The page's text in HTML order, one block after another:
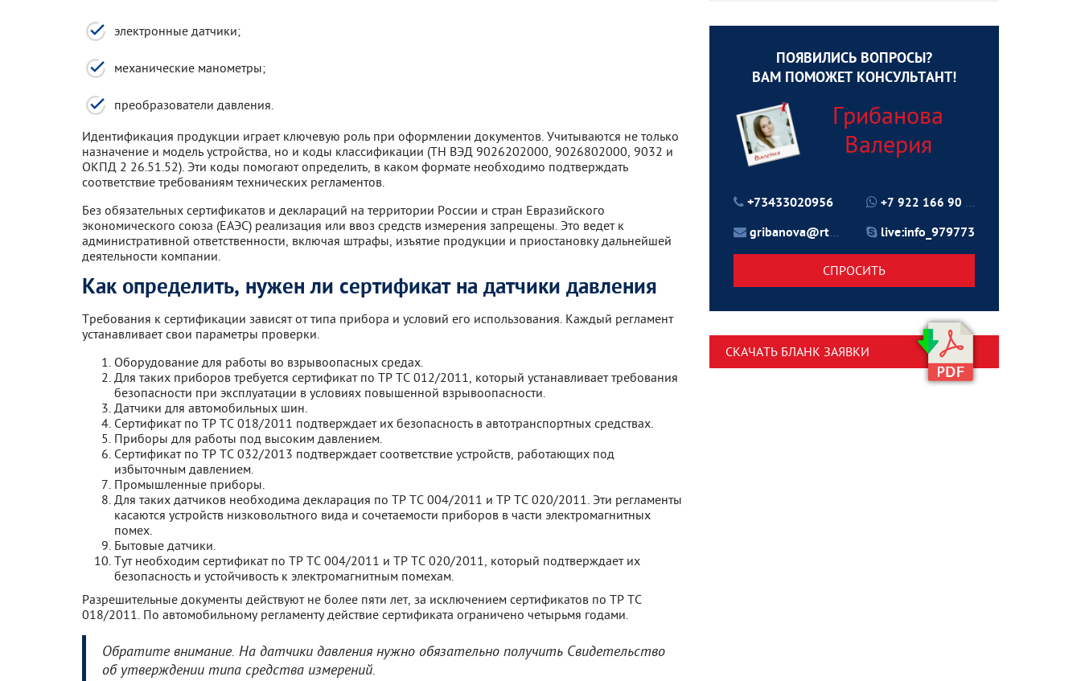
электронные датчики;
механические манометры;
преобразователи давления.
Идентификация продукции играет ключевую роль при оформлении документов. Учитываются не только
назначение и модель устройства, но и коды классификации (ТН ВЭД 9026202000, 9026802000, 9032 и
ОКПД 2 26.51.52). Эти коды помогают определить, в каком формате необходимо подтверждать
соответствие требованиям технических регламентов.
Без обязательных сертификатов и деклараций на территории России и стран Евразийского
экономического союза (ЕАЭС) реализация или ввоз средств измерения запрещены. Это ведет к
административной ответственности, включая штрафы, изъятие продукции и приостановку дальнейшей
деятельности компании.
Как определить, нужен ли сертификат на датчики давления
Требования к сертификации зависят от типа прибора и условий его использования. Каждый регламент
устанавливает свои параметры проверки.
Оборудование для работы во взрывоопасных средах.
Для таких приборов требуется сертификат по ТР ТС 012/2011, который устанавливает требования
безопасности при эксплуатации в условиях повышенной взрывоопасности.
Датчики для автомобильных шин.
Сертификат по ТР ТС 018/2011 подтверждает их безопасность в автотранспортных средствах.
Приборы для работы под высоким давлением.
Сертификат по ТР ТС 032/2013 подтверждает соответствие устройств, работающих под
избыточным давлением.
Промышленные приборы.
Для таких датчиков необходима декларация по ТР ТС 004/2011 и ТР ТС 020/2011. Эти регламенты
касаются устройств низковольтного вида и сочетаемости приборов в части электромагнитных
помех.
Бытовые датчики.
Тут необходим сертификат по ТР ТС 004/2011 и ТР ТС 020/2011, который подтверждает их
безопасность и устойчивость к электромагнитным помехам.
Разрешительные документы действуют не более пяти лет, за исключением сертификатов по ТР ТС
018/2011. По автомобильному регламенту действие сертификата ограничено четырьмя годами.
Обратите внимание. На датчики давления нужно обязательно получить Свидетельство
об утверждении типа средства измерений.
ПОЯВИЛИСЬ ВОПРОСЫ?
ВАМ ПОМОЖЕТ КОНСУЛЬТАНТ!
Грибанова
Валерия
+73433020956
gribanova@rtu24.ru
+7 922 166 90 70
live:info_979773
СПРОСИТЬ
СКАЧАТЬ БЛАНК ЗАЯВКИ